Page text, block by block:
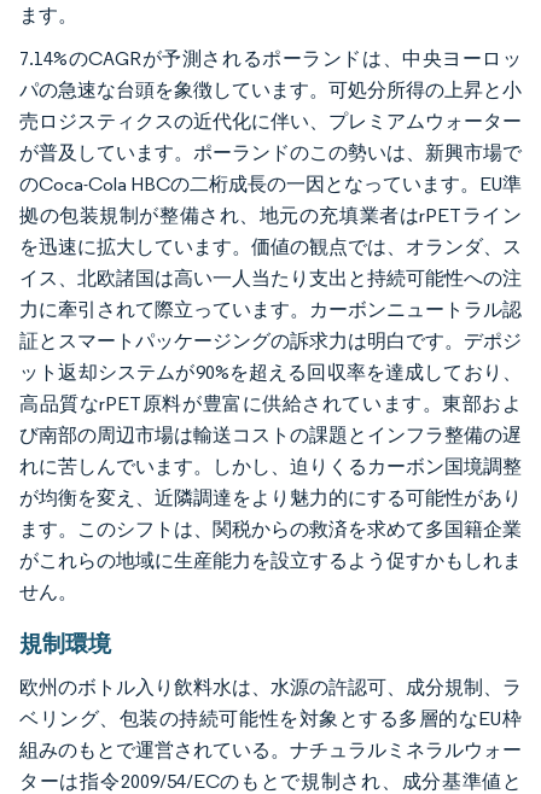
ます。
7.14%のCAGRが予測されるポーランドは、中央ヨーロッ
パの急速な台頭を象徴しています。可処分所得の上昇と小
売ロジスティクスの近代化に伴い、プレミアムウォーター
が普及しています。ポーランドのこの勢いは、新興市場で
のCoca-Cola HBCの二桁成長の一因となっています。EU準
拠の包装規制が整備され、地元の充填業者はrPETライン
を迅速に拡大しています。価値の観点では、オランダ、ス
イス、北欧諸国は高い一人当たり支出と持続可能性への注
力に牽引されて際立っています。カーボンニュートラル認
証とスマートパッケージングの訴求力は明白です。デポジ
ット返却システムが90%を超える回収率を達成しており、
高品質なrPET原料が豊富に供給されています。東部およ
び南部の周辺市場は輸送コストの課題とインフラ整備の遅
れに苦しんでいます。しかし、迫りくるカーボン国境調整
が均衡を変え、近隣調達をより魅力的にする可能性があり
ます。このシフトは、関税からの救済を求めて多国籍企業
がこれらの地域に生産能力を設立するよう促すかもしれま
せん。
規制環境
欧州のボトル入り飲料水は、水源の許認可、成分規制、ラ
ベリング、包装の持続可能性を対象とする多層的なEU枠
組みのもとで運営されている。ナチュラルミネラルウォー
ターは指令2009/54/ECのもとで規制され、成分基準値と